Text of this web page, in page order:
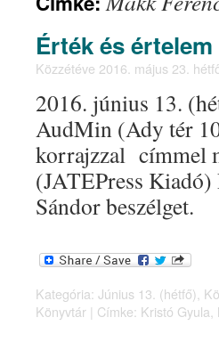
Érték és értelem
Közzétéve 2016. május 23.
2016. június 13.
AudMin (Ady tér
korrajzzal címmel
(JATEPress
Sándor beszélget.
Kategória: Június 13. (hétfő),
Könyvtár | Címke: Kristó Gyula,